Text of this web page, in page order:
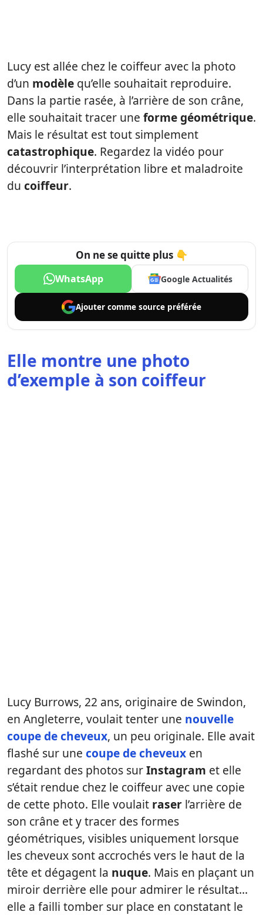
Lucy est allée chez le coiffeur avec la photo
d’un modèle qu’elle souhaitait reproduire.
Dans la partie rasée, à l’arrière de son crâne,
elle souhaitait tracer une forme géométrique.
Mais le résultat est tout simplement
catastrophique. Regardez la vidéo pour
découvrir l’interprétation libre et maladroite
du coiffeur.
On ne se quitte plus 👇
WhatsApp Google Actualités
Ajouter comme source préférée
Elle montre une photo
d’exemple à son coiffeur
Lucy Burrows, 22 ans, originaire de Swindon,
en Angleterre, voulait tenter une nouvelle
coupe de cheveux, un peu originale. Elle avait
flashé sur une coupe de cheveux en
regardant des photos surInstagram et elle
s’était rendue chez le coiffeur avec une copie
de cette photo. Elle voulait raser l’arrière de
son crâne et y tracer des formes
géométriques, visibles uniquement lorsque
les cheveux sont accrochés vers le haut de la
tête et dégagent la nuque. Mais en plaçant un
miroir derrière elle pour admirer le résultat…
elle a failli tomber sur place en constatant le